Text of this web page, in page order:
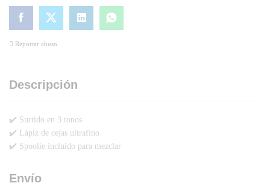
Reportar abuso
Descripción
✔️ Surtido en 3 tonos
✔️ Lápiz de cejas ultrafino
✔️ Spoolie incluido para mezclar
Envío